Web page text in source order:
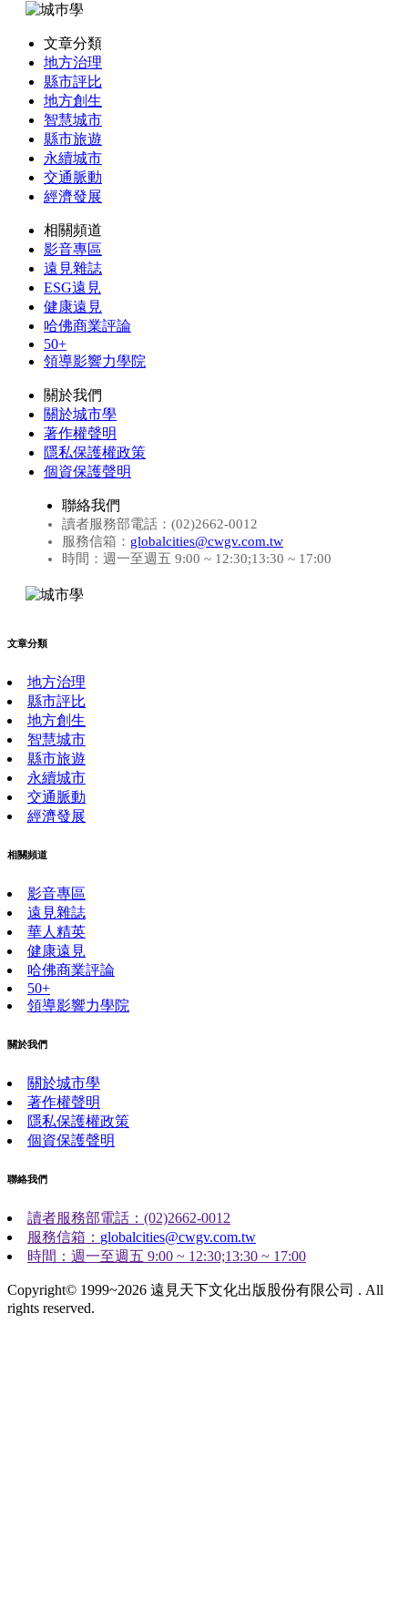
文章分類
地方治理
縣市評比
地方創生
智慧城市
縣市旅遊
永續城市
交通脈動
經濟發展
相關頻道
影音專區
遠見雜誌
ESG遠見
健康遠見
哈佛商業評論
50+
領導影響力學院
關於我們
關於城市學
著作權聲明
隱私保護權政策
個資保護聲明
聯絡我們
讀者服務部電話：(02)2662-0012
服務信箱： globalcities@cwgv.com.tw
時間：週一至週五 9:00 ~ 12:30;13:30 ~ 17:00
文章分類
地方治理
縣市評比
地方創生
智慧城市
縣市旅遊
永續城市
交通脈動
經濟發展
相關頻道
影音專區
遠見雜誌
華人精英
健康遠見
哈佛商業評論
50+
領導影響力學院
關於我們
關於城市學
著作權聲明
隱私保護權政策
個資保護聲明
聯絡我們
讀者服務部電話：(02)2662-0012
服務信箱： globalcities@cwgv.com.tw
時間：週一至週五 9:00 ~ 12:30;13:30 ~ 17:00
Copyright© 1999~2026 遠見天下文化出版股份有限公司 . All
rights reserved.